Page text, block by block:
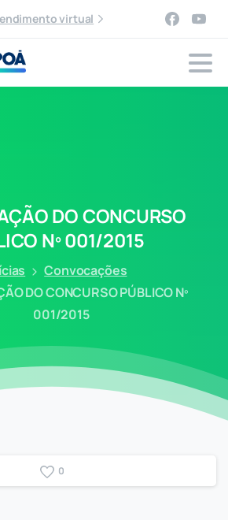
de ferramentas
virtual
DOCONCURSO
Nº001/2015
Convocações
DO CONCURSO PÚBLICO Nº
001/2015
0